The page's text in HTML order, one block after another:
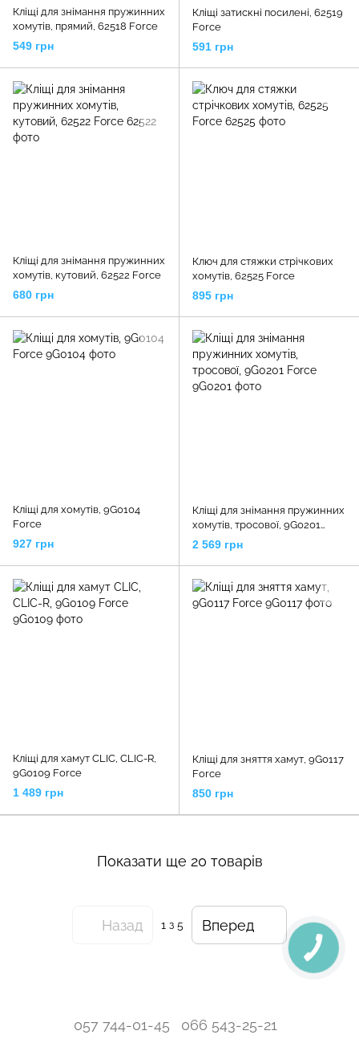
Кліщі для знімання пружинних
хомутів, прямий, 62518 Force
549 грн
Кліщі затискні посилені, 62519
Force
591 грн
Кліщі для знімання пружинних
хомутів, кутовий, 62522 Force
680 грн
Ключ для стяжки стрічкових
хомутів, 62525 Force
895 грн
Кліщі для хомутів, 9G0104
Force
927 грн
Кліщі для знімання пружинних
хомутів, тросової, 9G0201
Force
2 569 грн
Кліщі для хамут CLIC, CLIC-R,
9G0109 Force
1 489 грн
Кліщі для зняття хамут, 9G0117
Force
850 грн
Показати ще 20 товарів
Назад 1 з 5 Вперед
057 744-01-45 066 543-25-21